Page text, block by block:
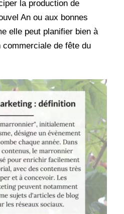
la production de
An ou aux bonnes
elle peut planifier bien à
commerciale de fête du